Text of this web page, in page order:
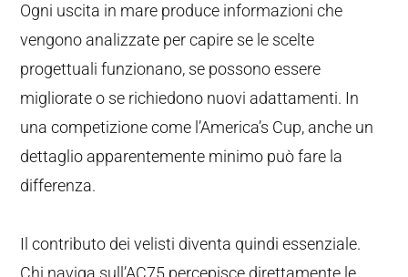
Ogni uscita in mare produce informazioni che
vengono analizzate per capire se le scelte
progettuali funzionano, se possono essere
migliorate o se richiedono nuovi adattamenti. In
una competizione come l’America’s Cup, anche un
dettaglio apparentemente minimo può fare la
differenza.
Il contributo dei velisti diventa quindi essenziale.
Chi naviga sull’AC75 percepisce direttamente le